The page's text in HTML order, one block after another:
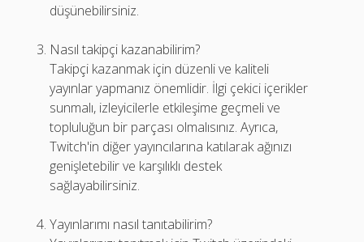
düşünebilirsiniz.
Nasıl takipçi kazanabilirim?
Takipçi kazanmak için düzenli ve kaliteli
yayınlar yapmanız önemlidir. İlgi çekici içerikler
sunmalı, izleyicilerle etkileşime geçmeli ve
topluluğun bir parçası olmalısınız. Ayrıca,
Twitch'in diğer yayıncılarına katılarak ağınızı
genişletebilir ve karşılıklı destek
sağlayabilirsiniz.
Yayınlarımı nasıl tanıtabilirim?